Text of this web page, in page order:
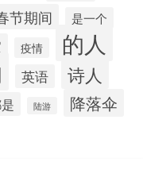
节期间 是一个
疫情 的人
英语 诗人
陆游 降落伞